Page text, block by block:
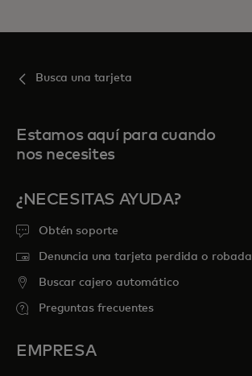
Busca una tarjeta
Estamos aquí para cuando
nos necesites
¿NECESITAS AYUDA?
Obtén soporte
Denuncia una tarjeta perdida o robada
Buscar cajero automático
Preguntas frecuentes
EMPRESA